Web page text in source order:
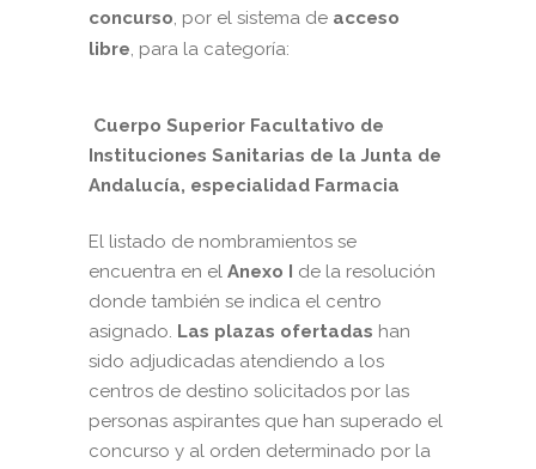
concurso, por el sistema de acceso
libre, para la categoría:
Cuerpo Superior Facultativo de
Instituciones Sanitarias de la Junta de
Andalucía, especialidad Farmacia
El listado de nombramientos se
encuentra en el Anexo I
de la resolución
donde también se indica el centro
asignado. Las plazas ofertadas han
sido adjudicadas atendiendo a los
centros de destino solicitados por las
personas aspirantes que han superado el
concurso y al orden determinado por la